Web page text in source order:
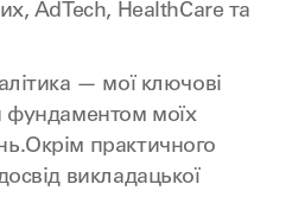
AdTech, HealthCare та
— мої ключові
фундаментом моїх
практичного
викладацької